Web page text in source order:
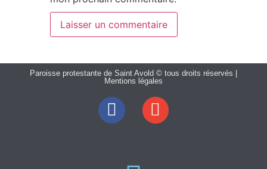
Paroisse protestante de Saint Avold © tous droits réservés |
Mentions légales